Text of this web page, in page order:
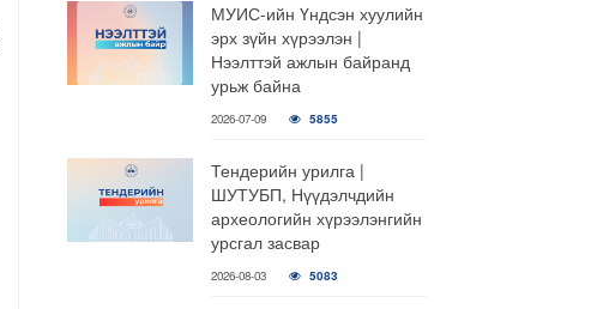
МУИС-ийн Үндсэн хуулийн
эрх зүйн хүрээлэн |
Нээлттэй ажлын байранд
урьж байна
2026-07-09 5855
Тендерийн урилга |
ШУТУБП, Нүүдэлчдийн
археологийн хүрээлэнгийн
урсгал засвар
2026-08-03 5083